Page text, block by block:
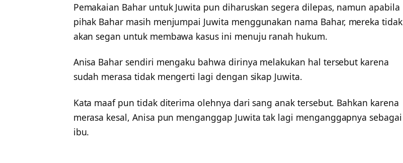
Pemakaian Bahar untuk Juwita pun diharuskan segera dilepas, namun apabila
pihak Bahar masih menjumpai Juwita menggunakan nama Bahar, mereka tidak
akan segan untuk membawa kasus ini menuju ranah hukum.
Anisa Bahar sendiri mengaku bahwa dirinya melakukan hal tersebut karena
sudah merasa tidak mengerti lagi dengan sikap Juwita.
Kata maaf pun tidak diterima olehnya dari sang anak tersebut. Bahkan karena
merasa kesal, Anisa pun menganggap Juwita tak lagi menganggapnya sebagai
ibu.